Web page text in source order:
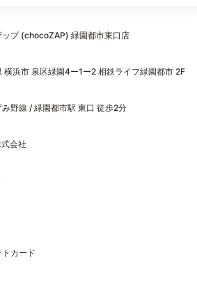
ップ (chocoZAP) 緑園都市東口店
横浜市 泉区緑園4ー1ー2 相鉄ライフ緑園都市 2F
野線 / 緑園都市駅 東口 徒歩2分
会社
カード